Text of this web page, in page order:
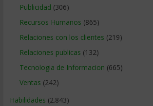
Publicidad (306)
Recursos Humanos (865)
Relaciones con los clientes (219)
Relaciones publicas (132)
Tecnologia de Informacion (665)
Ventas (242)
Habilidades (2.843)